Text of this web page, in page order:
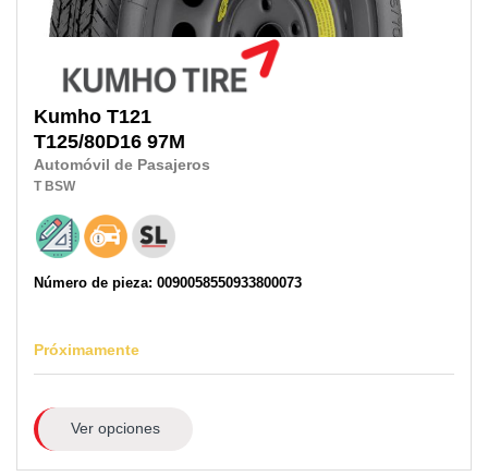
Kumho T121
T125/80D16 97M
Automóvil de Pasajeros
T BSW
Número de pieza: 0090058550933800073
Próximamente
Ver opciones